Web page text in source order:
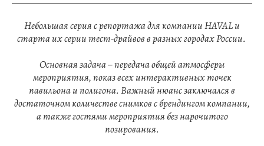
Небольшая серия с репортажа для компании HAVAL и
старта их серии тест-драйвов в разных городах России.
Основная задача – передача общей атмосферы
мероприятия, показ всех интерактивных точек
павильона и полигона. Важный нюанс заключался в
достаточном количестве снимков с брендингом компании,
а также гостями мероприятия без нарочитого
позирования.